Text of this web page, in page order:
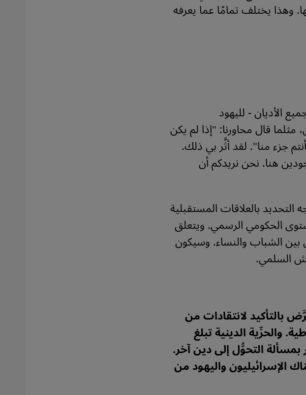
وهذا يختلف تمامًا عما يعرفه
الأديان - لليهود
مثلما قال محاورنا: "إذا لم يكن
جزء منا". لقد أثَّر بي ذلك.
هنا. نحن نريدكم أن
التحديد بالعلاقات المستقبلية
الحكومي الرسمي. ويتعلق
بين الشباب والنساء. وسيكون
السلمي.
بالتأكيد لانتقادات من
والحرِّية الدينية تبلغ
بمسألة التحوُّل إلى دين آخر.
واليهود من